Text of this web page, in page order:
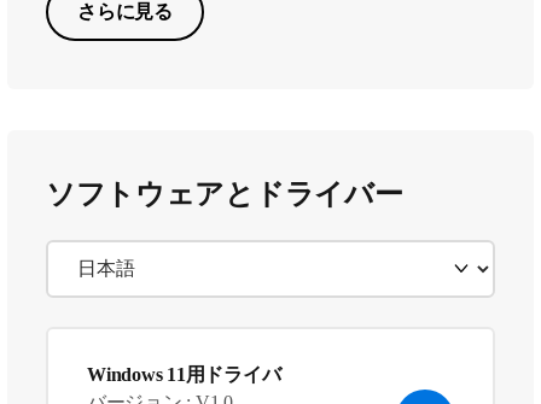
さらに見る
ソフトウェアとドライバー
Windows 11用ドライバ